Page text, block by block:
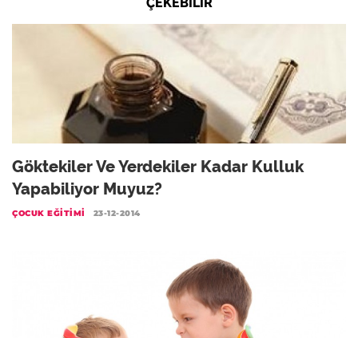
Göktekiler Ve Yerdekiler Kadar Kulluk
Yapabiliyor Muyuz?
ÇOCUK EĞITIMI 23-12-2014